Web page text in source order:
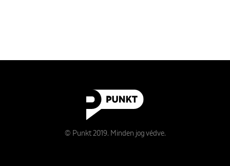
© Punkt 2019. Minden jog védve.